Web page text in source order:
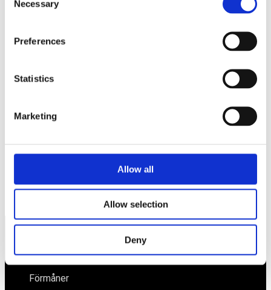
Selection
Necessary
Preferences
Statistics
Marketing
Allow all
Allow selection
Deny
E-postadress
Spara mitt namn, min e-postadress och webbplats i denna
Satsa på småföretagen – inte bara på gröna jätteprojekt!
Veteranen Jimmie Åkesson talade i Almedalen för 12 gången.
Näringspolitik
Förmåner